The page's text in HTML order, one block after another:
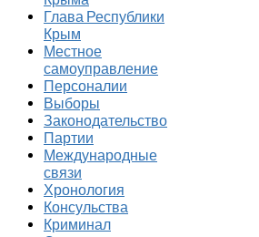
Глава Республики
Крым
Местное
самоуправление
Персоналии
Выборы
Законодательство
Партии
Международные
связи
Хронология
Консульства
Криминал